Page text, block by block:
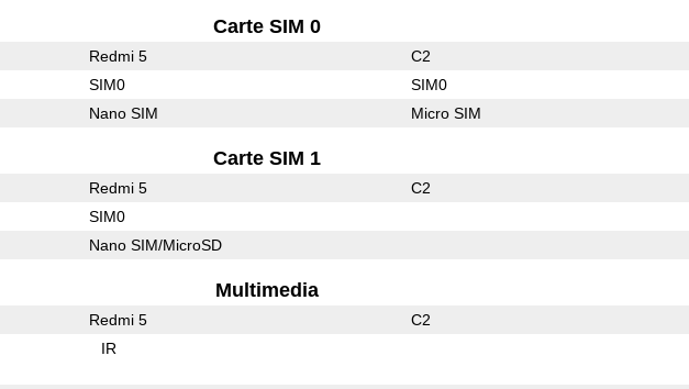
Carte SIM 0
Redmi 5 C2
SIM0 SIM0
Nano SIM Micro SIM
Carte SIM 1
Redmi 5 C2
SIM0
Nano SIM/MicroSD
Multimedia
Redmi 5 C2
IR